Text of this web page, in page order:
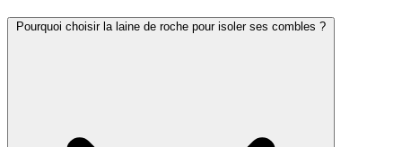
Pourquoi choisir la laine de roche pour isoler ses combles ?